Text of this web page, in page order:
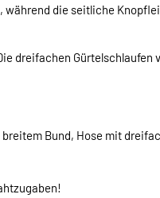
während die seitliche
dreifachen
Bund, Hose mit